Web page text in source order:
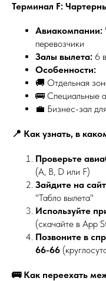
Терминал F:
Авиакомпании:
перевозчики
Залы вылета: 6
Особенности:
🚚 Отдельная
🚌 Специальные
💼 Бизнес-зал
📍 Как узнать, в
Проверьте
(А, В, D или F)
Зайдите на
"Табло вылета"
Используйте
(скачайте в App
Позвоните в
66-66
🚌 Как переехать